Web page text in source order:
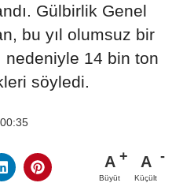
Gülbirlik Genel
bu yıl olumsuz bir
nedeniyle 14 bin ton
söyledi.
A
Büyüt
A
Küçült